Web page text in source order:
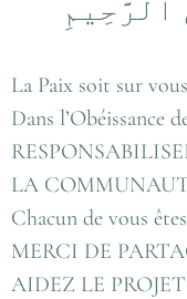
ٱلرَّحِيمِ
LA
Chacun de vous
MERCI DE
AIDEZ LE